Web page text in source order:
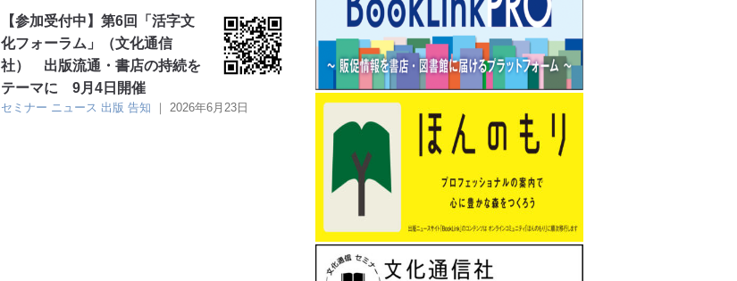
【参加受付中】第6回「活字文
化フォーラム」（文化通信
社） 出版流通・書店の持続を
テーマに 9月4日開催
セミナー ニュース 出版 告知 ｜2026年6月23日